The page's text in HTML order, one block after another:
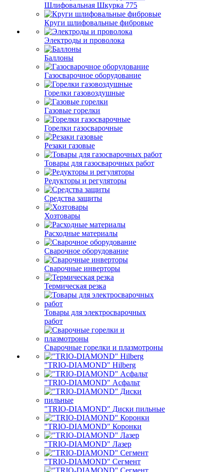
Шлифовальная Шкурка 775
Круги шлифовальные фибровые
Электроды и проволока
Баллоны
Газосварочное оборудование
Горелки газовоздушные
Газовые горелки
Горелки газосварочные
Резаки газовые
Товары для газосварочных работ
Редукторы и регуляторы
Средства защиты
Хозтовары
Расходные материалы
Сварочное оборудование
Сварочные инверторы
Термическая резка
Товары для электросварочных
работ
Сварочные горелки и плазмотроны
"TRIO-DIAMOND" Hilberg
"TRIO-DIAMOND" Асфальт
"TRIO-DIAMOND" Диски пильные
"TRIO-DIAMOND" Коронки
"TRIO-DIAMOND" Лазер
"TRIO-DIAMOND" Сегмент